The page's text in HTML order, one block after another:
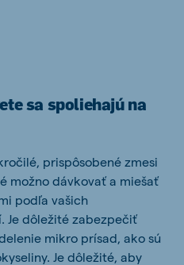
sa spoliehajú na
prispôsobené zmesi
možno dávkovať a miešať
podľa vašich
Je dôležité zabezpečiť
mikro prísad, ako sú
Je dôležité, aby